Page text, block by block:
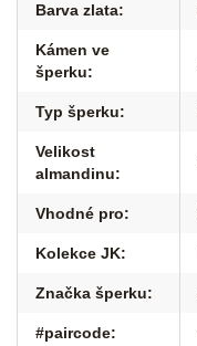
Barva zlata:
Kámen ve
šperku:
Typ šperku:
Velikost
almandinu:
Vhodné pro:
Kolekce JK:
Značka šperku:
#paircode: